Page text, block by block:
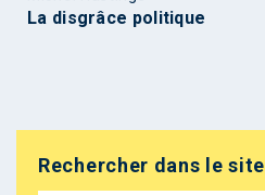
La disgrâce politique
Rechercher dans le site